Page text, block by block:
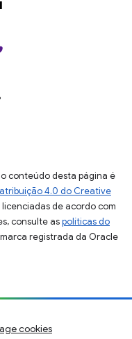
conteúdo desta página é
4.0 do Creative
de acordo com
consulte aspolíticas do
registrada da Oracle
cookies